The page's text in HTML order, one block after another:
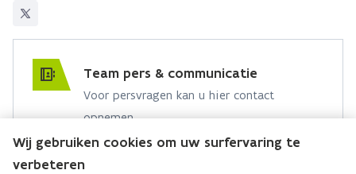
Team pers & communicatie
Voor persvragen kan u hier contact
opnemen.
Hebt u een persvraag? Stel ze hier:
Wij gebruiken cookies om uw surfervaring te
verbeteren